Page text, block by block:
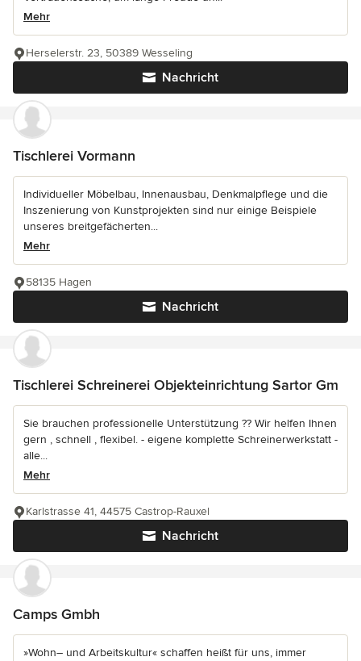
Mehr
Nachricht
Herselerstr. 23, 50389 Wesseling
Tischlerei Vormann
Individueller Möbelbau, Innenausbau, Denkmalpflege und die
Inszenierung von Kunstprojekten sind nur einige Beispiele
unseres breitgefächerten...
Mehr
Nachricht
58135 Hagen
Tischlerei Schreinerei Objekteinrichtung Sartor Gm
Sie brauchen professionelle Unterstützung ?? Wir helfen Ihnen
gern , schnell , flexibel. - eigene komplette Schreinerwerkstatt -
alle...
Mehr
Nachricht
Karlstrasse 41, 44575 Castrop-Rauxel
Camps Gmbh
»Wohn– und Arbeitskultur« schaffen heißt für uns, immer